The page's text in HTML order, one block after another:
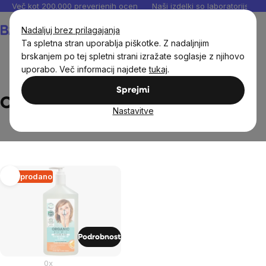
Nadaljuj brez prilagajanja
Ta spletna stran uporablja piškotke. Z nadaljnjim
brskanjem po tej spletni strani izražate soglasje z njihovo
uporabo. Več informacij najdetetukaj.
Sprejmi
Nastavitve
Preskoči
vsebino
Več kot 200.000 preverjenih ocen Naši izdelki so laboratorijsko
Organic people
Organic people
List
products
Razprodano
0x
Podrobnost